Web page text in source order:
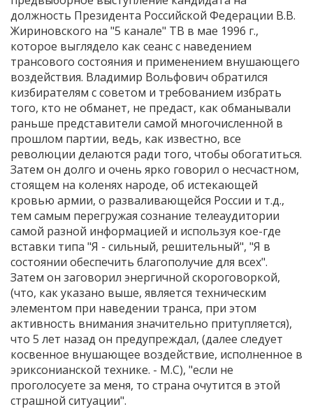
должность Президента Российской Федерации В.В.
Жириновского на "5 канале" ТВ в мае 1996 г.,
которое выглядело как сеанс с наведением
трансового состояния и применением внушающего
воздействия. Владимир Вольфович обратился
кизбирателям с советом и требованием избрать
того, кто не обманет, не предаст, как обманывали
раньше представители самой многочисленной в
прошлом партии, ведь, как известно, все
революции делаются ради того, чтобы обогатиться.
Затем он долго и очень ярко говорил о несчастном,
стоящем на коленях народе, об истекающей
кровью армии, о разваливающейся России и т.д.,
тем самым перегружая сознание телеаудитории
самой разной информацией и используя кое-где
вставки типа "Я - сильный, решительный", "Я в
состоянии обеспечить благополучие для всех".
Затем он заговорил энергичной скороговоркой,
(что, как указано выше, является техническим
элементом при наведении транса, при этом
активность внимания значительно притупляется),
что 5 лет назад он предупреждал, (далее следует
косвенное внушающее воздействие, исполненное в
эриксонианской технике. - М.С), "если не
проголосуете за меня, то страна очутится в этой
страшной ситуации".